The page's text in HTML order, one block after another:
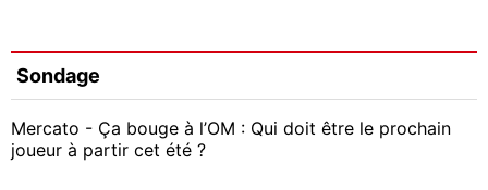
Sondage
Mercato - Ça bouge à l’OM : Qui doit être le prochain
joueur à partir cet été ?